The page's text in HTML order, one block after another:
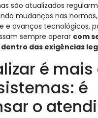
são atualizados
mudanças nas
e avanços tecnológicos,
sempre operar com
das exigências
é mais
é
o